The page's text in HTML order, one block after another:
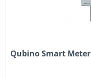
Qubino Smart Meter